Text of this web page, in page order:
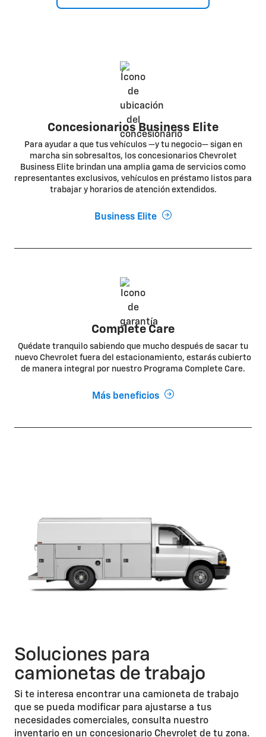
Concesionarios Business Elite
Para ayudar a que tus vehículos —y tu negocio— sigan en
marcha sin sobresaltos, los concesionarios Chevrolet
Business Elite brindan una amplia gama de servicios como
representantes exclusivos, vehículos en préstamo listos para
trabajar y horarios de atención extendidos.
Business Elite
Complete Care
Quédate tranquilo sabiendo que mucho después de sacar tu
nuevo Chevrolet fuera del estacionamiento, estarás cubierto
de manera integral por nuestro Programa Complete Care.
Más beneficios
Soluciones para
camionetas de trabajo
Si te interesa encontrar una camioneta de trabajo
que se pueda modificar para ajustarse a tus
necesidades comerciales, consulta nuestro
inventario en un concesionario Chevrolet de tu zona.